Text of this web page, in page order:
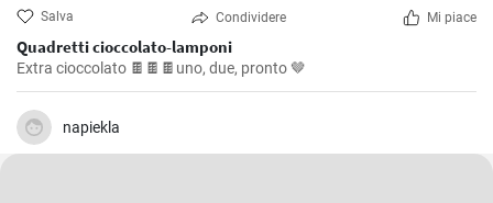
Salva Condividere Mi piace
Quadretti cioccolato-lamponi
Extra cioccolato 🍫🍫🍫uno, due, pronto 🤎
napiekla